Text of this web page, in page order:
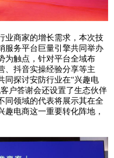
商家的增长需求，本次技
服务平台巨量引擎共同举办
为触点，针对平台全域布
、抖音实操经验分享等主
同探讨安防行业在“兴趣电
户答谢会还设置了生态伙伴
同领域的代表将展示其在全
电商这一重要转化阵地，